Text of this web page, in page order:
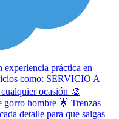
experiencia práctica en
como: SERVICIO A
ocasión 🎨
gorro hombre 🌟 Trenzas
detalle para que salgas